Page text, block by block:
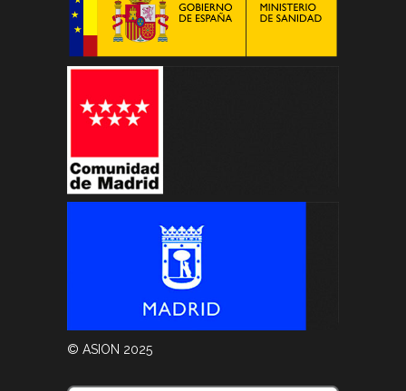
© ASION 2025